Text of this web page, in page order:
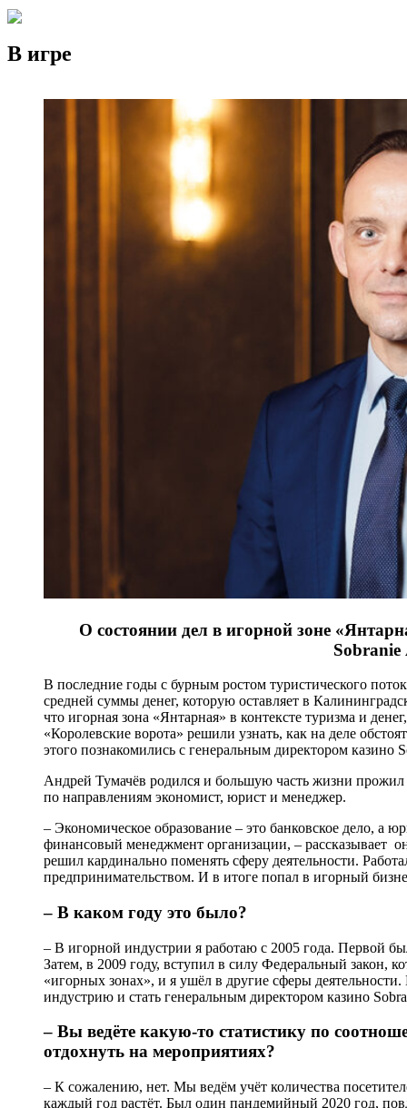
В игре
О состоянии дел в игорной зоне
В последние годы с бурным ростом туристического
средней суммы денег, которую оставляет в
что игорная зона «Янтарная» в контексте туризма и
«Королевские ворота» решили узнать, как на деле
этого познакомились с генеральным директором казино
Андрей Тумачёв родился и большую часть жизни
по направлениям экономист, юрист и менеджер.
– Экономическое образование – это банковское дело, а
финансовый менеджмент организации, – рассказывает
решил кардинально поменять сферу деятельности.
предпринимательством. И в итоге попал в игорный
– В каком году это было?
– В игорной индустрии я работаю с 2005 года. Первой
Затем, в 2009 году, вступил в силу Федеральный закон,
«игорных зонах», и я ушёл в другие сферы
индустрию и стать генеральным директором казино
– Вы ведёте какую-то статистику по
отдохнуть на мероприятиях?
– К сожалению, нет. Мы ведём учёт количества
каждый год растёт. Был один пандемийный 2020 год,